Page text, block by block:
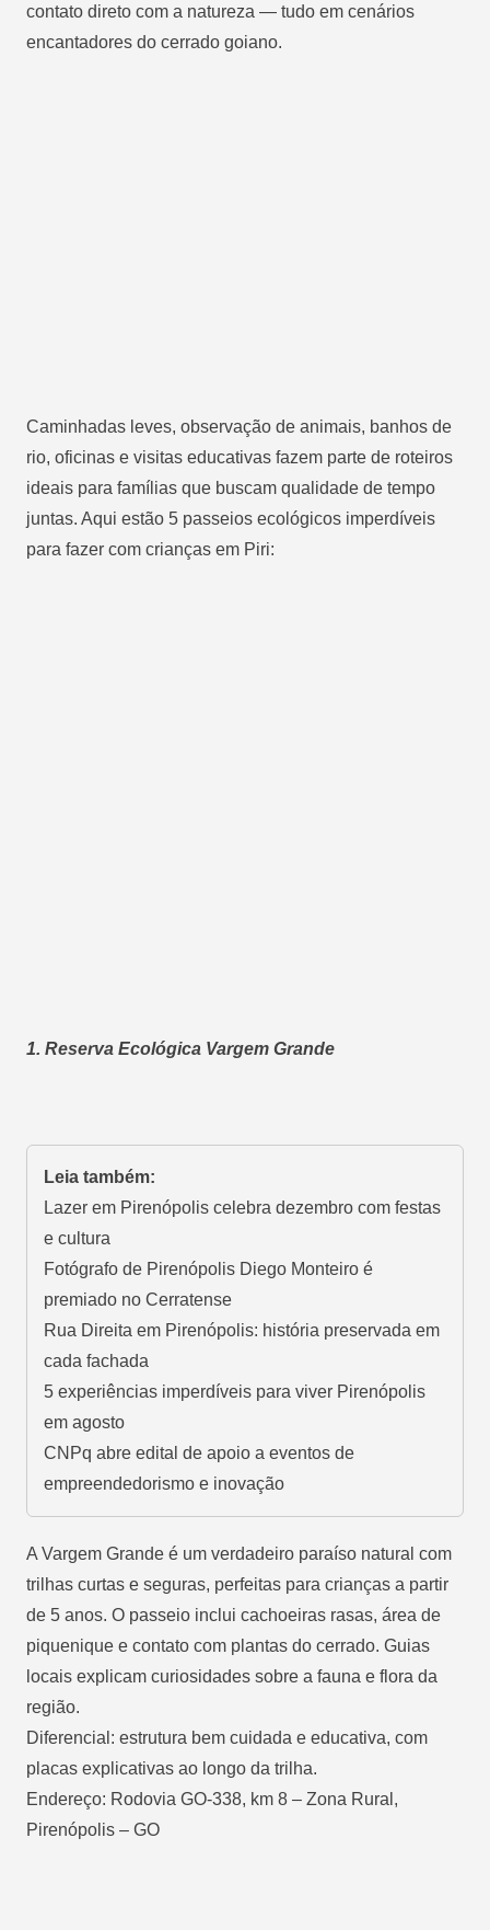
contato direto com a natureza — tudo em cenários
encantadores do cerrado goiano.
Caminhadas leves, observação de animais, banhos de
rio, oficinas e visitas educativas fazem parte de roteiros
ideais para famílias que buscam qualidade de tempo
juntas. Aqui estão 5 passeios ecológicos imperdíveis
para fazer com crianças em Piri:
1. Reserva Ecológica Vargem Grande
Leia também:
Lazer em Pirenópolis celebra dezembro com festas
e cultura
Fotógrafo de Pirenópolis Diego Monteiro é
premiado no Cerratense
Rua Direita em Pirenópolis: história preservada em
cada fachada
5 experiências imperdíveis para viver Pirenópolis
em agosto
CNPq abre edital de apoio a eventos de
empreendedorismo e inovação
A Vargem Grande é um verdadeiro paraíso natural com
trilhas curtas e seguras, perfeitas para crianças a partir
de 5 anos. O passeio inclui cachoeiras rasas, área de
piquenique e contato com plantas do cerrado. Guias
locais explicam curiosidades sobre a fauna e flora da
região.
Diferencial: estrutura bem cuidada e educativa, com
placas explicativas ao longo da trilha.
Endereço: Rodovia GO-338, km 8 – Zona Rural,
Pirenópolis – GO